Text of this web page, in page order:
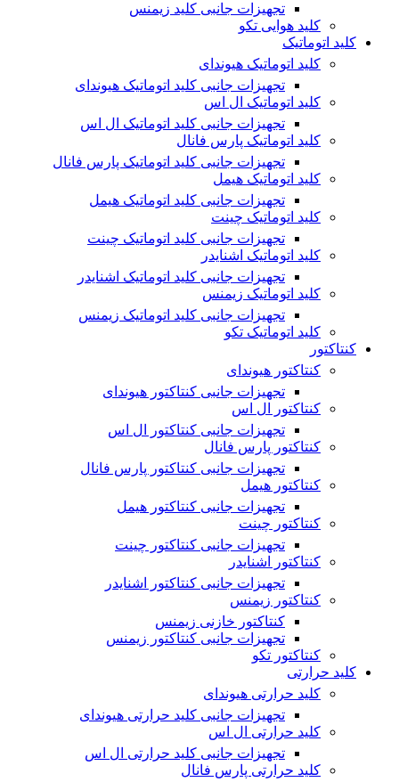
تجهیزات جانبی کلید زیمنس
کلید هوایی تکو
کلید اتوماتیک
کلید اتوماتیک هیوندای
تجهیزات جانبی کلید اتوماتیک هیوندای
کلید اتوماتیک ال اس
تجهیزات جانبی کلید اتوماتیک ال اس
کلید اتوماتیک پارس فانال
تجهیزات جانبی کلید اتوماتیک پارس فانال
کلید اتوماتیک هیمل
تجهیزات جانبی کلید اتوماتیک هیمل
کلید اتوماتیک چینت
تجهیزات جانبی کلید اتوماتیک چینت
کلید اتوماتیک اشنایدر
تجهیزات جانبی کلید اتوماتیک اشنایدر
کلید اتوماتیک زیمنس
تجهیزات جانبی کلید اتوماتیک زیمنس
کلید اتوماتیک تکو
کنتاکتور
کنتاکتور هیوندای
تجهیزات جانبی کنتاکتور هیوندای
کنتاکتور ال اس
تجهیزات جانبی کنتاکتور ال اس
کنتاکتور پارس فانال
تجهیزات جانبی کنتاکتور پارس فانال
کنتاکتور هیمل
تجهیزات جانبی کنتاکتور هیمل
کنتاکتور چینت
تجهیزات جانبی کنتاکتور چینت
کنتاکتور اشنایدر
تجهیزات جانبی کنتاکتور اشنایدر
کنتاکتور زیمنس
کنتاکتور خازنی زیمنس
تجهیزات جانبی کنتاکتور زیمنس
کنتاکتور تکو
کلید حرارتی
کلید حرارتی هیوندای
تجهیزات جانبی کلید حرارتی هیوندای
کلید حرارتی ال اس
تجهیزات جانبی کلید حرارتی ال اس
کلید حرارتی پارس فانال